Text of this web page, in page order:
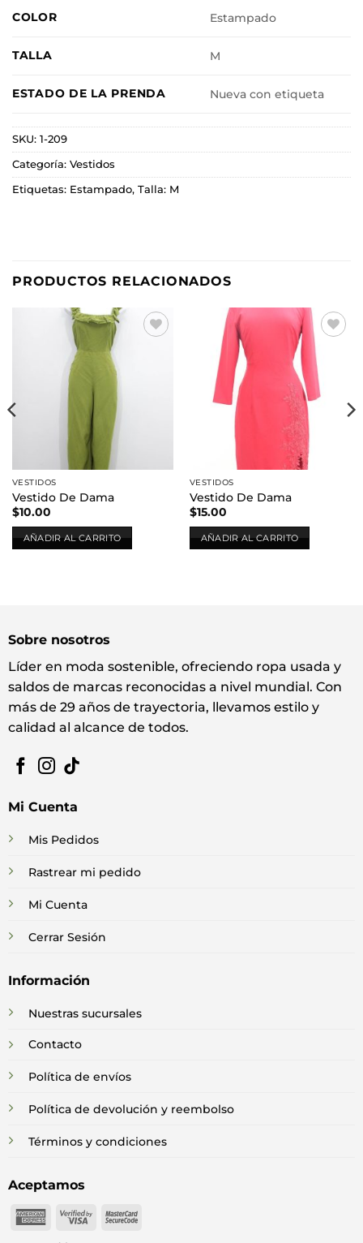
COLOR Estampado
TALLA M
ESTADO DE LA PRENDA Nueva con etiqueta
SKU: 1-209
Categoría: Vestidos
Etiquetas: Estampado, Talla: M
PRODUCTOS RELACIONADOS
VESTIDOS
Vestido De Dama
$10.00
AÑADIR AL CARRITO
Añadir
lista de
deseos
VESTIDOS
Vestido De Dama
$15.00
AÑADIR AL CARRITO
Sobre nosotros
Líder en moda sostenible, ofreciendo ropa usada y
saldos de marcas reconocidas a nivel mundial. Con
más de 29 años de trayectoria, llevamos estilo y
calidad al alcance de todos.
Mi Cuenta
Mis Pedidos
Rastrear mi pedido
Mi Cuenta
Cerrar Sesión
Información
Nuestras sucursales
Contacto
Política de envíos
Política de devolución y reembolso
Términos y condiciones
Aceptamos
American
Visa
MasterCard